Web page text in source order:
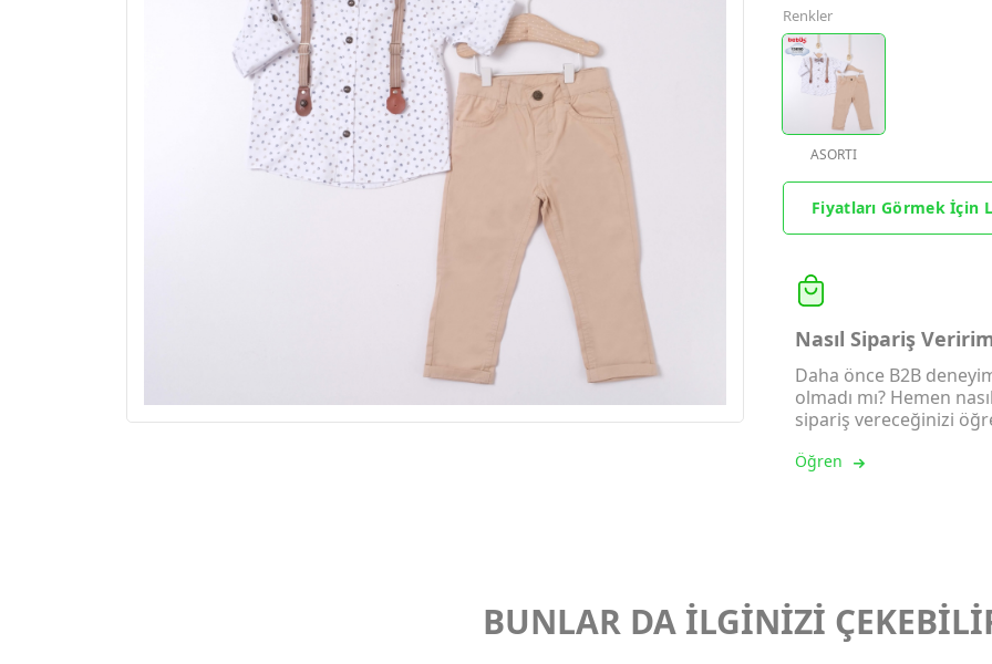
Renkler
ASORTI
Fiyatları Görmek İçin
Nasıl Sipariş
Daha önce B2B
olmadı mı? Hemen
sipariş vereceğinizi
Öğren
BUNLAR DA İLGİNİZİ